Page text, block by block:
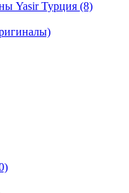
Yasir Турция (8)